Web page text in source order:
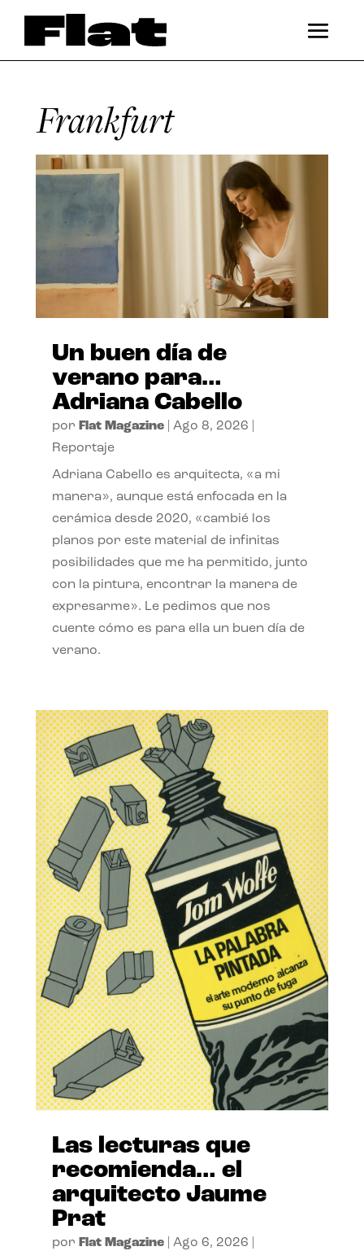
Frankfurt
Un buen día de
verano para…
Adriana Cabello
por Flat Magazine| Ago 8, 2026
Reportaje
Adriana Cabello es arquitecta, «a mi
manera», aunque está enfocada en la
cerámica desde 2020, «cambié los
planos por este material de infinitas
posibilidades que me ha permitido, junto
con la pintura, encontrar la manera de
expresarme». Le pedimos que nos
cuente cómo es para ella un buen día de
verano.
Las lecturas que
recomienda… el
arquitecto Jaume
Prat
por Flat Magazine| Ago 6, 2026